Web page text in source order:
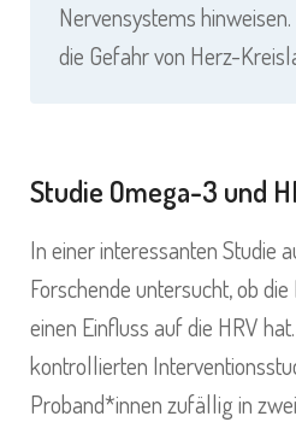
Nervensystems
die Gefahr von Herz-
Studie Omega-3 und
In einer interessanten Studie
Forschende untersucht, ob
einen Einfluss auf die HRV
kontrollierten
Proband*innen zufällig in